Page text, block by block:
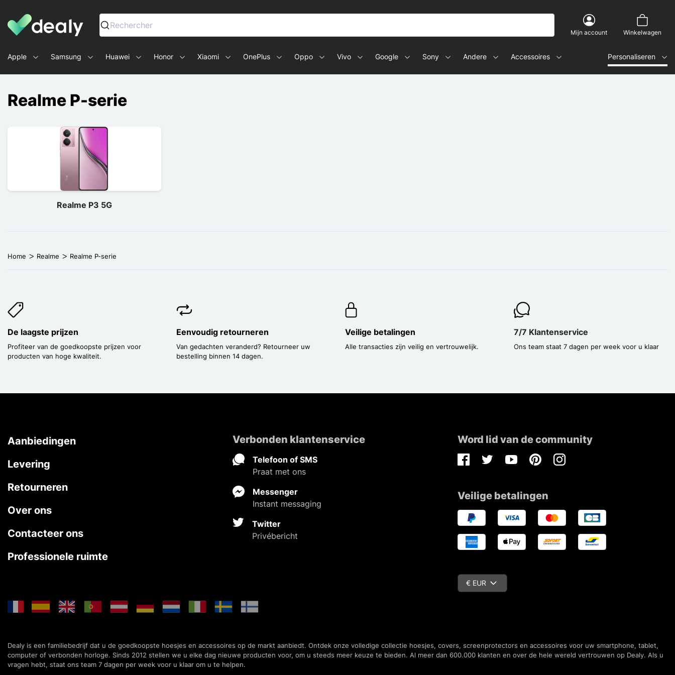
Dealy - Telefoonhoesjes en Accessoires voor smartphones en tablets
Rechercher
Mijn account Winkelwagen
Apple Samsung Huawei Honor Xiaomi OnePlus Oppo Vivo Google Sony Andere Accessoires Personaliseren
Realme P-serie
Realme P3 5G
Home Realme Realme P-serie
De laagste prijzen
Profiteer van de goedkoopste prijzen voor
producten van hoge kwaliteit.
Eenvoudig retourneren
Van gedachten veranderd? Retourneer uw
bestelling binnen 14 dagen.
Veilige betalingen
Alle transacties zijn veilig en vertrouwelijk.
7/7 Klantenservice
Ons team staat 7 dagen per week voor u klaar
Aanbiedingen
Levering
Retourneren
Over ons
Contacteer ons
Professionele ruimte
Verbonden klantenservice
Telefoon of SMS
Praat met ons
Messenger
Instant messaging
Twitter
Privébericht
Word lid van de community
FacebookTwitterYoutubePinterestInstagram
Veilige betalingen
€ EUR
Dealy is een familiebedrijf dat u de goedkoopste hoesjes en accessoires op de markt aanbiedt. Ontdek onze volledige collectie hoesjes, covers, screenprotectors en accessoires voor uw smartphone, tablet,
computer of verbonden horloge. Sinds 2012 stellen we u elke dag nieuwe producten voor, om u steeds meer keuze te bieden. Al meer dan 600.000 klanten en over de hele wereld vertrouwen op Dealy. Als u
vragen hebt, staat ons team 7 dagen per week voor u klaar om u te helpen.